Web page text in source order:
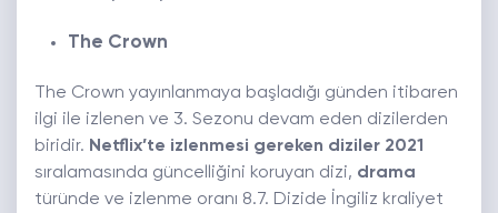
The Crown
The Crown yayınlanmaya başladığı günden itibaren
ilgi ile izlenen ve 3. Sezonu devam eden dizilerden
biridir. Netflix’te izlenmesi gereken diziler 2021
sıralamasında güncelliğini koruyan dizi, drama
türünde ve izlenme oranı 8.7. Dizide İngiliz kraliyet